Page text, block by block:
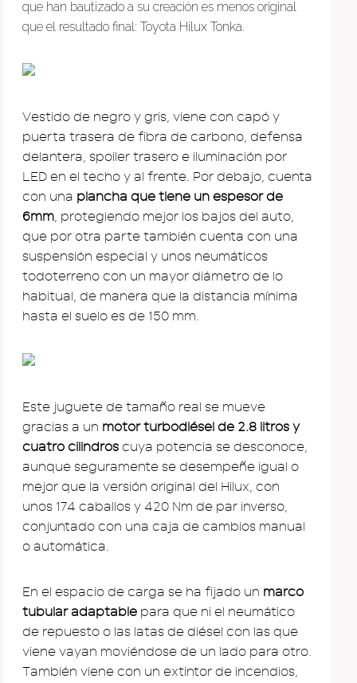
que han bautizado a su creación es menos original
que el resultado final: Toyota Hilux Tonka.
Vestido de negro y gris, viene con capó y
puerta trasera de fibra de carbono, defensa
delantera, spoiler trasero e iluminación por
LED en el techo y al frente. Por debajo, cuenta
con una plancha que tiene un espesor de
6mm, protegiendo mejor los bajos del auto,
que por otra parte también cuenta con una
suspensión especial y unos neumáticos
todoterreno con un mayor diámetro de lo
habitual, de manera que la distancia mínima
hasta el suelo es de 150 mm.
Este juguete de tamaño real se mueve
gracias a un motor turbodiésel de 2.8 litros y
cuatro cilindros cuya potencia se desconoce,
aunque seguramente se desempeñe igual o
mejor que la versión original del Hilux, con
unos 174 caballos y 420 Nm de par inverso,
conjuntado con una caja de cambios manual
o automática.
En el espacio de carga se ha fijado un marco
tubular adaptable para que ni el neumático
de repuesto o las latas de diésel con las que
viene vayan moviéndose de un lado para otro.
También viene con un extintor de incendios,